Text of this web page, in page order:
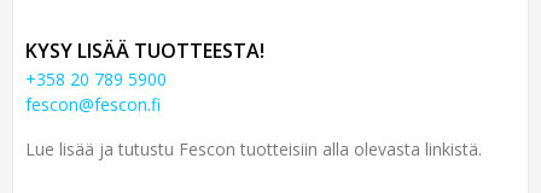
KYSY LISÄÄ TUOTTEESTA!
+358 20 789 5900
fescon@fescon.fi
Lue lisää ja tutustu Fescon tuotteisiin alla olevasta linkistä.